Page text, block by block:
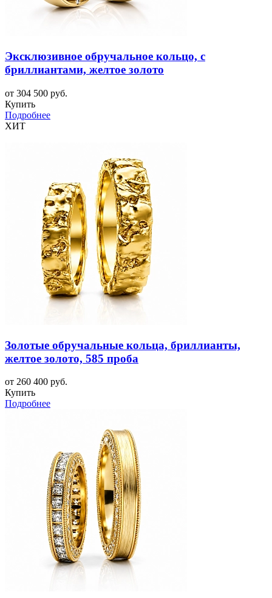
Эксклюзивное обручальное кольцо, с
бриллиантами, желтое золото
от 304 500 руб.
Купить
Подробнее
ХИТ
Золотые обручальные кольца, бриллианты,
желтое золото, 585 проба
от 260 400 руб.
Купить
Подробнее